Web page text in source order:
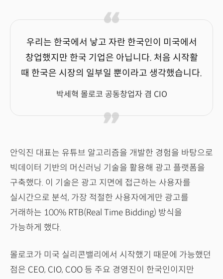
우리는 한국에서 낳고 자란 한국인이 미국에서
창업했지만 한국 기업은 아닙니다. 처음 시작활
때 한국은 시장의 일부일 뿐이라고 생각했습니다.
박세혁 몰로코 공동창업자 겸 CIO
안익진 대표는 유튜브 알고리즘을 개발한 경험을 바탕으로
빅데이터 기반의 머신러닝 기술을 활용해 광고 플랫폼을
구축했다. 이 기술은 광고 지면에 접근하는 사용자를
실시간으로 분석, 가장 적절한 사용자에게만 광고를
거래하는 100% RTB(Real Time Bidding) 방식을
가능하게 했다.
몰로코가 미국 실리콘밸리에서 시작했기 때문에 가능했던
점은 CEO, CIO, COO 등 주요 경영진이 한국인이지만